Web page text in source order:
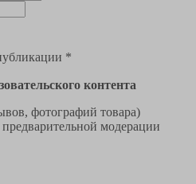
*
контента
фотографий товара)
модерации